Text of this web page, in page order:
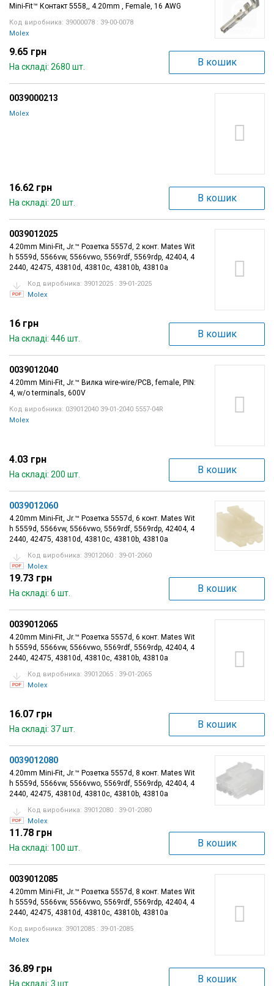
Mini-Fit™ Контакт 5558,, 4.20mm , Female, 16 AWG
Код виробника: 39000078 : 39-00-0078
Molex
9.65 грн
На складі: 2680 шт. В кошик
0039000213
Molex
16.62 грн
На складі: 20 шт. В кошик
0039012025
4.20mm Mini-Fit, Jr.™ Розетка 5557d, 2 конт. Mates Wit
h 5559d, 5566vw, 5566vwo, 5569rdf, 5569rdp, 42404, 4
2440, 42475, 43810d, 43810c, 43810b, 43810a
Код виробника: 39012025 : 39-01-2025
Molex
16 грн
На складі: 446 шт. В кошик
0039012040
4.20mm Mini-Fit, Jr.™ Вилка wire-wire/PCB, female, PIN:
4, w/o terminals, 600V
Код виробника: 039012040 39-01-2040 5557-04R
Molex
4.03 грн
На складі: 200 шт. В кошик
0039012060
4.20mm Mini-Fit, Jr.™ Розетка 5557d, 6 конт. Mates Wit
h 5559d, 5566vw, 5566vwo, 5569rdf, 5569rdp, 42404, 4
2440, 42475, 43810d, 43810c, 43810b, 43810a
Код виробника: 39012060 : 39-01-2060
Molex
19.73 грн
На складі: 6 шт. В кошик
0039012065
4.20mm Mini-Fit, Jr.™ Розетка 5557d, 6 конт. Mates Wit
h 5559d, 5566vw, 5566vwo, 5569rdf, 5569rdp, 42404, 4
2440, 42475, 43810d, 43810c, 43810b, 43810a
Код виробника: 39012065 : 39-01-2065
Molex
16.07 грн
На складі: 37 шт. В кошик
0039012080
4.20mm Mini-Fit, Jr.™ Розетка 5557d, 8 конт. Mates Wit
h 5559d, 5566vw, 5566vwo, 5569rdf, 5569rdp, 42404, 4
2440, 42475, 43810d, 43810c, 43810b, 43810a
Код виробника: 39012080 : 39-01-2080
Molex
11.78 грн
На складі: 100 шт. В кошик
0039012085
4.20mm Mini-Fit, Jr.™ Розетка 5557d, 8 конт. Mates Wit
h 5559d, 5566vw, 5566vwo, 5569rdf, 5569rdp, 42404, 4
2440, 42475, 43810d, 43810c, 43810b, 43810a
Код виробника: 39012085 : 39-01-2085
Molex
36.89 грн
На складі: 3 шт. В кошик